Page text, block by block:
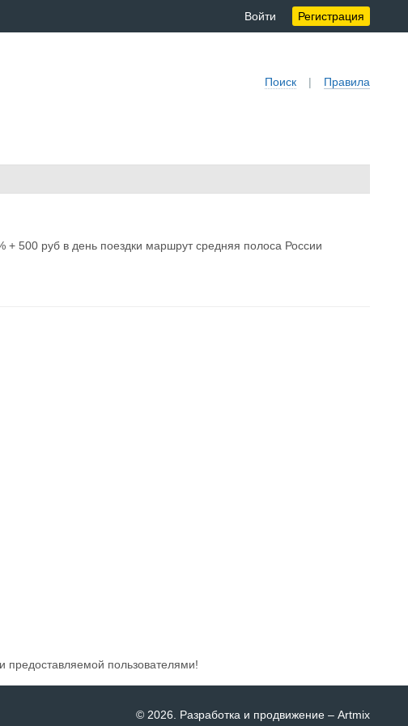
Войти Регистрация
Поиск | Правила
500 руб в день поездки маршрут средняя полоса России
предоставляемой пользователями!
© 2026 . Разработка и продвижение – Artmix